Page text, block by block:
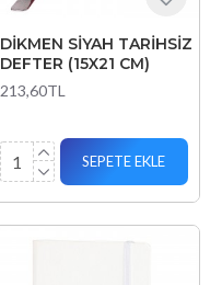
DİKMEN SİYAH TARİHSİZ
DEFTER (15X21 CM)
213,60TL
SEPETE EKLE